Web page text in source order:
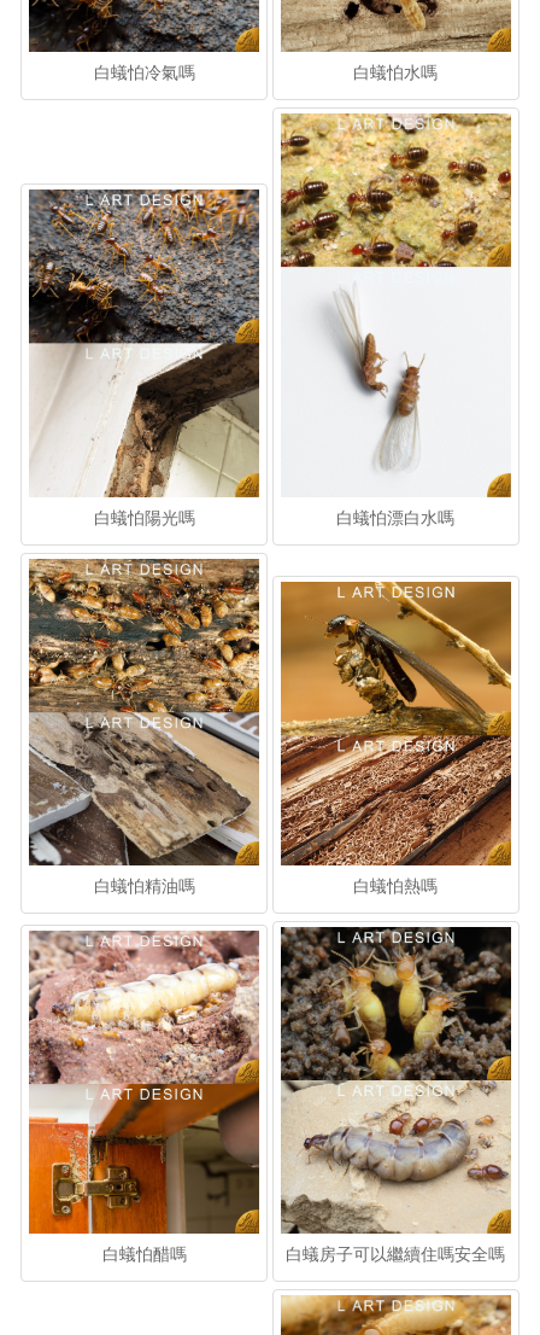
白蟻怕冷氣嗎 白蟻怕水嗎
白蟻怕陽光嗎 白蟻怕漂白水嗎
白蟻怕精油嗎 白蟻怕熱嗎
白蟻怕醋嗎 白蟻房子可以繼續住嗎安全嗎